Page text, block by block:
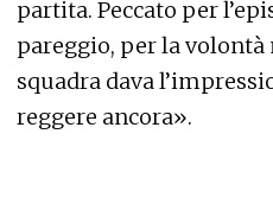
partita. Peccato per
pareggio, per la volontà
squadra dava
reggere ancora».